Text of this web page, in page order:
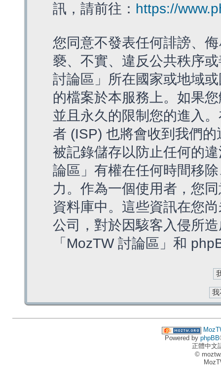
訊，請前往： https://
您同意不發表任何誹謗、
褻、不實、違反公共秩序
討論區」所在國家或地域
的檔案於本服務上。如果
並且永久的限制您的進入
者 (ISP) 也將會收到我們
被記錄儲存以防止任何的
論區」有權在任何時間移
力。作為一個使用者，您
資料庫中。這些資訊在您
公司，對於因駭客入侵所
「MozTW 討論區」和
Powered by phpBB
正體中文
©